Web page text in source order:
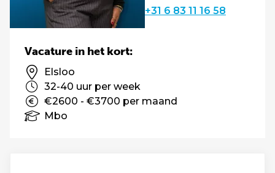
+31 6 83 11 16 58
Vacature in het kort:
Elsloo
32-40 uur per week
€2600 - €3700 per maand
Mbo